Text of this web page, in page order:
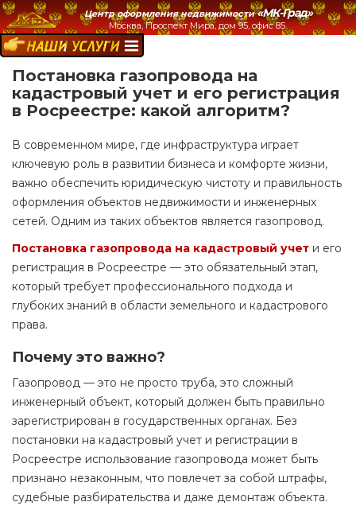
Центр оформления недвижимости «МК-Град»
Москва, Проспект Мира, дом 95, офис 85.
НАШИ УСЛУГИ:
Постановка газопровода на
кадастровый учет и его регистрация
в Росреестре: какой алгоритм?
В современном мире, где инфраструктура играет
ключевую роль в развитии бизнеса и комфорте жизни,
важно обеспечить юридическую чистоту и правильность
оформления объектов недвижимости и инженерных
сетей. Одним из таких объектов является газопровод.
Постановка газопровода на кадастровый учет и его
регистрация в Росреестре — это обязательный этап,
который требует профессионального подхода и
глубоких знаний в области земельного и кадастрового
права.
Почему это важно?
Газопровод — это не просто труба, это сложный
инженерный объект, который должен быть правильно
зарегистрирован в государственных органах. Без
постановки на кадастровый учет и регистрации в
Росреестре использование газопровода может быть
признано незаконным, что повлечет за собой штрафы,
судебные разбирательства и даже демонтаж объекта.